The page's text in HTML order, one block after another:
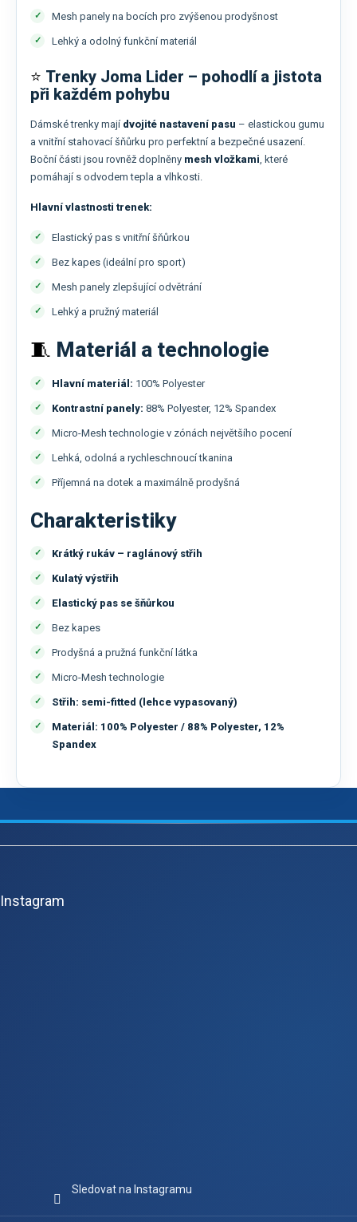
Mesh panely na bocích pro zvýšenou prodyšnost
Lehký a odolný funkční materiál
⭐ Trenky Joma Lider – pohodlí a jistota
při každém pohybu
Dámské trenky mají dvojité nastavení pasu – elastickou gumu
a vnitřní stahovací šňůrku pro perfektní a bezpečné usazení.
Boční části jsou rovněž doplněny mesh vložkami, které
pomáhají s odvodem tepla a vlhkosti.
Hlavní vlastnosti trenek:
Elastický pas s vnitřní šňůrkou
Bez kapes (ideální pro sport)
Mesh panely zlepšující odvětrání
Lehký a pružný materiál
🧵 Materiál a technologie
Hlavní materiál: 100% Polyester
Kontrastní panely: 88% Polyester, 12% Spandex
Micro-Mesh technologie v zónách největšího pocení
Lehká, odolná a rychleschnoucí tkanina
Příjemná na dotek a maximálně prodyšná
Charakteristiky
Krátký rukáv – raglánový střih
Kulatý výstřih
Elastický pas se šňůrkou
Bez kapes
Prodyšná a pružná funkční látka
Micro-Mesh technologie
Střih: semi-fitted (lehce vypasovaný)
Materiál: 100% Polyester / 88% Polyester, 12%
Spandex
Z
Instagram
Sledovat na Instagramu